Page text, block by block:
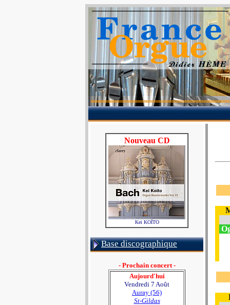
Nouveau CD
Kei KOÏTO
Base discographique
- Prochain concert -
Aujourd'hui
Vendredi 7 Août
Auray (56)
St-Gildas